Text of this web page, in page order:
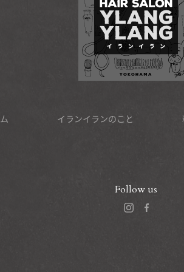
イランイランのこと
Follow us